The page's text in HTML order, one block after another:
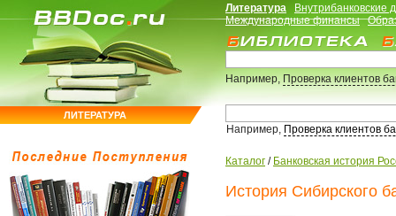
ЛИТЕРАТУРА
Литература
Внутрибанковские
Международные финансы
Например,Проверка клиентов
Например, Проверка клиентов
Каталог / Банковская история
История Сибирского